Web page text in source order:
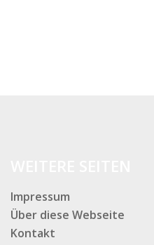
Impressum
Über diese Webseite
Kontakt